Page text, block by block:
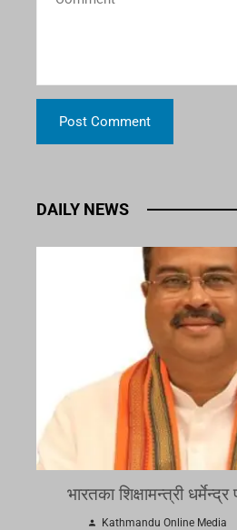
DAILY NEWS
भारतका शिक्षामन्त्री
Kathmandu Online Media